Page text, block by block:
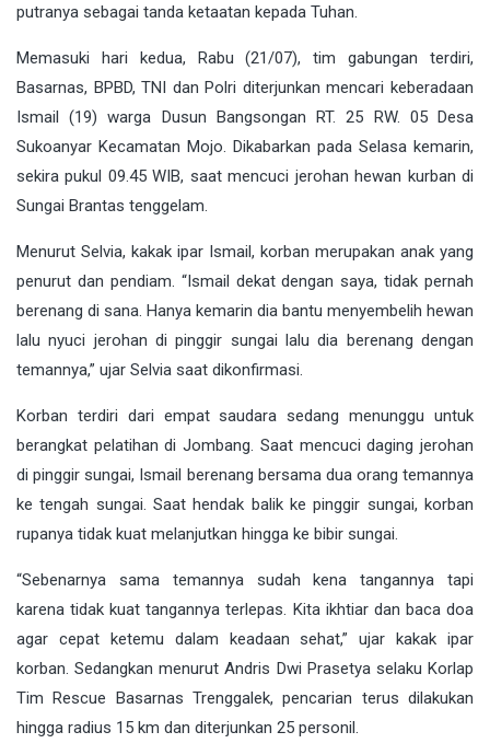
putranya sebagai tanda ketaatan kepada Tuhan.
Memasuki hari kedua, Rabu (21/07), tim gabungan terdiri,
Basarnas, BPBD, TNI dan Polri diterjunkan mencari keberadaan
Ismail (19) warga Dusun Bangsongan RT. 25 RW. 05 Desa
Sukoanyar Kecamatan Mojo. Dikabarkan pada Selasa kemarin,
sekira pukul 09.45 WIB, saat mencuci jerohan hewan kurban di
Sungai Brantas tenggelam.
Menurut Selvia, kakak ipar Ismail, korban merupakan anak yang
penurut dan pendiam. “Ismail dekat dengan saya, tidak pernah
berenang di sana. Hanya kemarin dia bantu menyembelih hewan
lalu nyuci jerohan di pinggir sungai lalu dia berenang dengan
temannya,” ujar Selvia saat dikonfirmasi.
Korban terdiri dari empat saudara sedang menunggu untuk
berangkat pelatihan di Jombang. Saat mencuci daging jerohan
di pinggir sungai, Ismail berenang bersama dua orang temannya
ke tengah sungai. Saat hendak balik ke pinggir sungai, korban
rupanya tidak kuat melanjutkan hingga ke bibir sungai.
“Sebenarnya sama temannya sudah kena tangannya tapi
karena tidak kuat tangannya terlepas. Kita ikhtiar dan baca doa
agar cepat ketemu dalam keadaan sehat,” ujar kakak ipar
korban. Sedangkan menurut Andris Dwi Prasetya selaku Korlap
Tim Rescue Basarnas Trenggalek, pencarian terus dilakukan
hingga radius 15 km dan diterjunkan 25 personil.